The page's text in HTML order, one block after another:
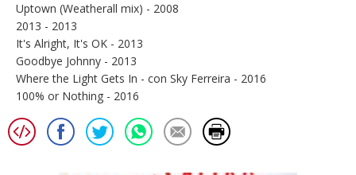
Uptown (Weatherall mix) - 2008
2013 - 2013
It's Alright, It's OK - 2013
Goodbye Johnny - 2013
Where the Light Gets In - con Sky Ferreira - 2016
100% or Nothing - 2016